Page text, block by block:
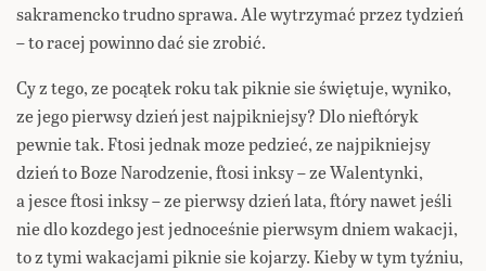
sakramencko trudno sprawa. Ale wytrzymać przez tydzień
– to racej powinno dać sie zrobić.
Cy z tego, ze pocątek roku tak piknie sie świętuje, wyniko,
ze jego pierwsy dzień jest najpikniejsy? Dlo nieftóryk
pewnie tak. Ftosi jednak moze pedzieć, ze najpikniejsy
dzień to Boze Narodzenie, ftosi inksy – ze Walentynki,
a jesce ftosi inksy – ze pierwsy dzień lata, ftóry nawet jeśli
nie dlo kozdego jest jednoceśnie pierwsym dniem wakacji,
to z tymi wakacjami piknie sie kojarzy. Kieby w tym tyźniu,